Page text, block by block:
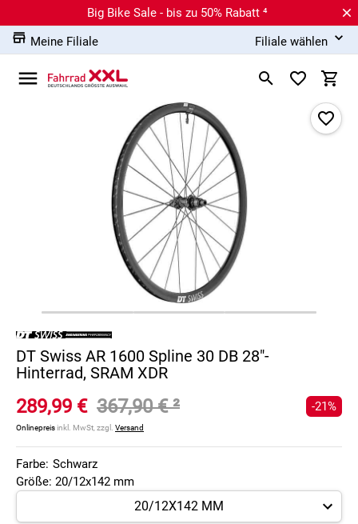
Big Bike Sale - bis zu 50% Rabatt ⁴
Meine Filiale
Filiale wählen
DT Swiss AR 1600 Spline 30 DB 28"-
Hinterrad, SRAM XDR
289,99 € 367,90 €²
Onlinepreisinkl. MwSt, zzgl. Versand
-21%
Farbe: Schwarz
Größe: 20/12x142 mm